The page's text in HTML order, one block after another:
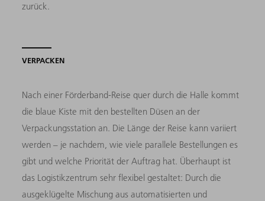
zurück.
VERPACKEN
Nach einer Förderband-Reise quer durch die Halle kommt
die blaue Kiste mit den bestellten Düsen an der
Verpackungsstation an. Die Länge der Reise kann variiert
werden – je nachdem, wie viele parallele Bestellungen es
gibt und welche Priorität der Auftrag hat. Überhaupt ist
das Logistikzentrum sehr flexibel gestaltet: Durch die
ausgeklügelte Mischung aus automatisierten und